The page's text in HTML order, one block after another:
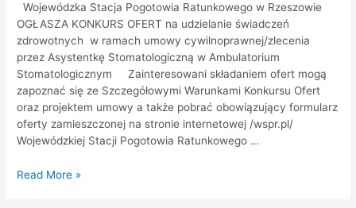
Wojewódzka Stacja Pogotowia Ratunkowego w Rzeszowie
OGŁASZA KONKURS OFERT na udzielanie świadczeń
zdrowotnych w ramach umowy cywilnoprawnej/zlecenia
przez Asystentkę Stomatologiczną w Ambulatorium
Stomatologicznym Zainteresowani składaniem ofert mogą
zapoznać się ze Szczegółowymi Warunkami Konkursu Ofert
oraz projektem umowy a także pobrać obowiązujący formularz
oferty zamieszczonej na stronie internetowej /wspr.pl/
Wojewódzkiej Stacji Pogotowia Ratunkowego …
Read More »